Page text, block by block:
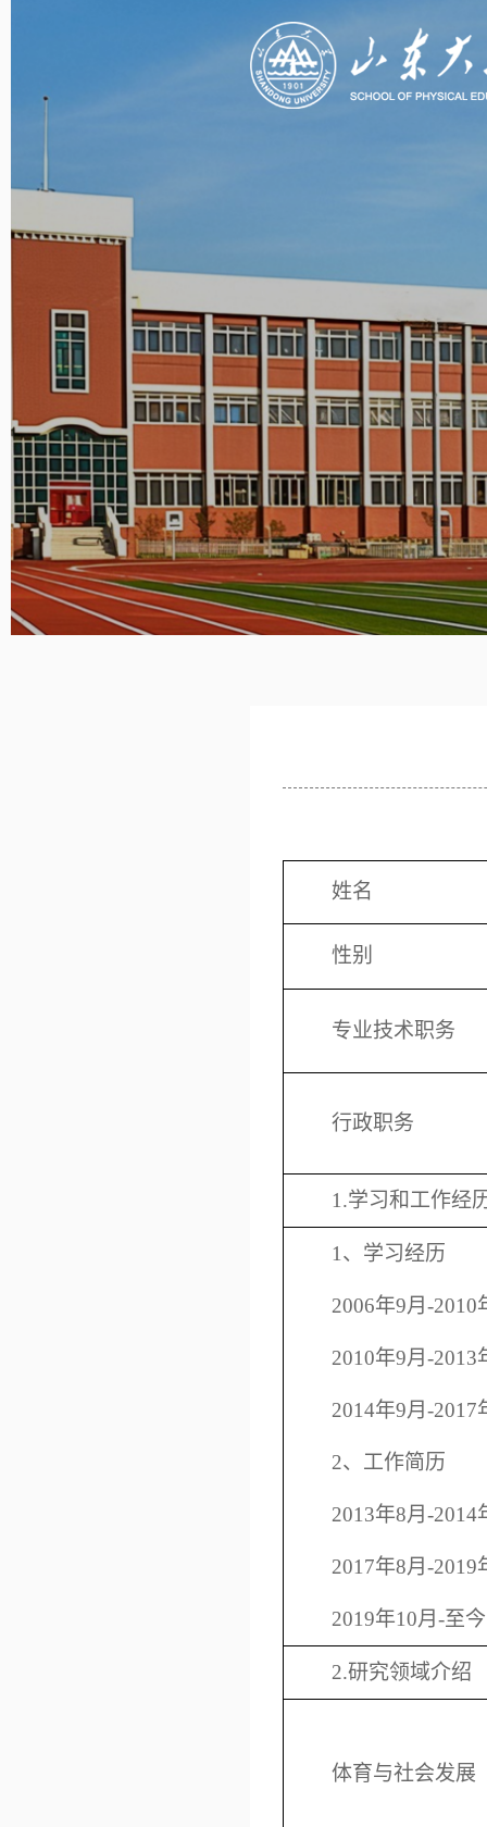
姓名
性别
专业技术职务
行政职务
1.学习和工作经
1 、学习经历
2006年9月 -2010
2010年9月 -2013
2014年9月 -2017
2、工作简历
2013年8月 -2014
2017年8月 -2019
2019年10月 -至
2.研究领域介绍
体育与社会发展